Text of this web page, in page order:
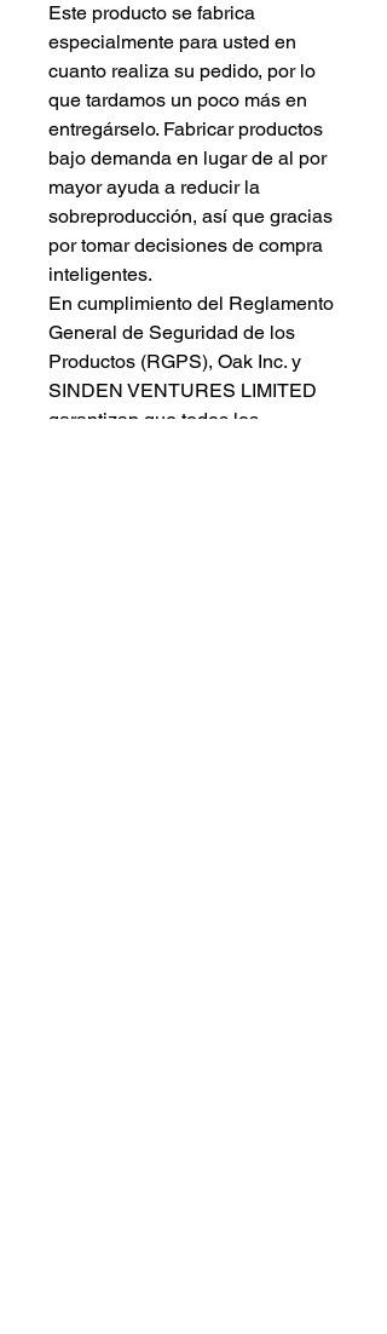
Este producto se fabrica
especialmente para usted en
cuanto realiza su pedido, por lo
que tardamos un poco más en
entregárselo. Fabricar productos
bajo demanda en lugar de al por
mayor ayuda a reducir la
sobreproducción, así que gracias
por tomar decisiones de compra
inteligentes.
En cumplimiento del Reglamento
General de Seguridad de los
Productos (RGPS), Oak Inc. y
SINDEN VENTURES LIMITED
garantizan que todos los